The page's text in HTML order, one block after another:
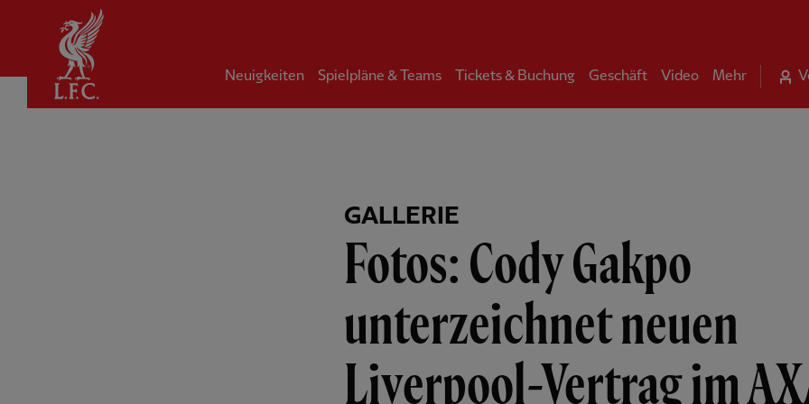
Neuigkeiten Spielpläne & Teams Tickets & Buchung Geschäft Video Mehr
GALLERIE
Fotos: Cody Gakpo
unterzeichnet neuen
Liverpool-Vertrag im